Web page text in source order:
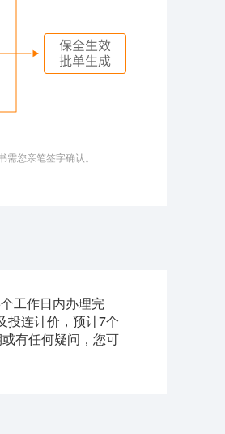
您亲笔签字确认。
工作日内办理完
投连计价，预计7个
有任何疑问，您可